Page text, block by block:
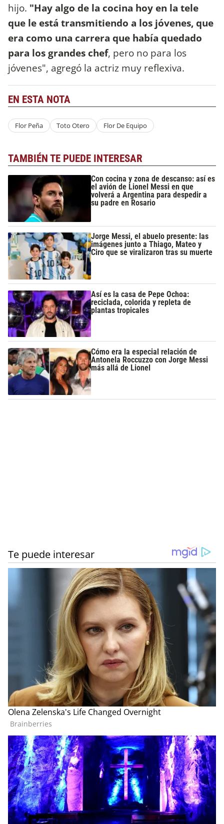
hijo. "Hay algo de la cocina hoy en la tele
que le está transmitiendo a los jóvenes, que
era como una carrera que había quedado
para los grandes chef, pero no para los
jóvenes", agregó la actriz muy reflexiva.
EN ESTA NOTA
Flor Peña Toto Otero Flor De Equipo
TAMBIÉN TE PUEDE INTERESAR
Con cocina y zona de descanso: así es
el avión de Lionel Messi en que
volverá a Argentina para despedir a
su padre en Rosario
Jorge Messi, el abuelo presente: las
imágenes junto a Thiago, Mateo y
Ciro que se viralizaron tras su muerte
Así es la casa de Pepe Ochoa:
reciclada, colorida y repleta de
plantas tropicales
Cómo era la especial relación de
Antonela Roccuzzo con Jorge Messi
más allá de Lionel